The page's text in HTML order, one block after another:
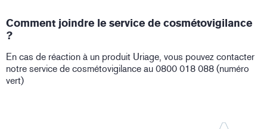
Comment joindre le service de cosmétovigilance
?
En cas de réaction à un produit Uriage, vous pouvez contacter
notre service de cosmétovigilance au 0800 018 088 (numéro
vert)